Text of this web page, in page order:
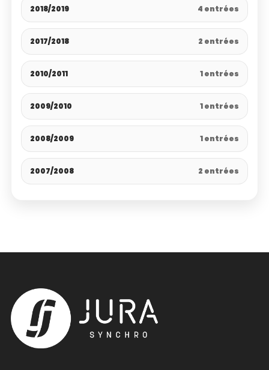
2018/2019 4 entrées
2017/2018 2 entrées
2010/2011 1 entrées
2009/2010 1 entrées
2008/2009 1 entrées
2007/2008 2 entrées